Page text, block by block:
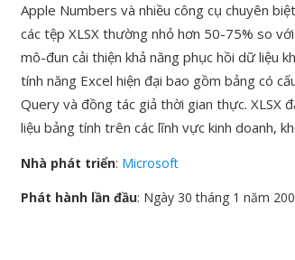
Apple Numbers và nhiều công cụ chuyên
các tệp XLSX thường nhỏ hơn 50-75% so
mô-đun cải thiện khả năng phục hồi dữ liệu
tính năng Excel hiện đại bao gồm bảng có
Query và đồng tác giả thời gian thực. XLSX
liệu bảng tính trên các lĩnh vực kinh doanh,
Nhà phát triển: Microsoft
Phát hành lần đầu: Ngày 30 tháng 1 năm